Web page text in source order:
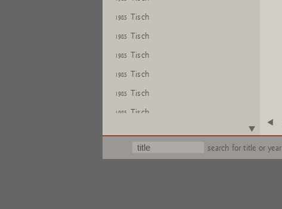
1985 Tisch
1985 Tisch
1985 Tisch
1985 Tisch
1985 Tisch
1985 Tisch
search for title or year